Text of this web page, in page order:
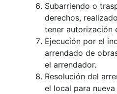
Subarriendo o
derechos,
tener autorización
Ejecución por el
arrendado de
el arrendador.
Resolución del
el local para